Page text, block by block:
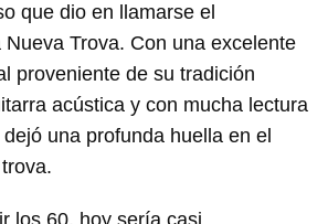
que dio en llamarse el
Trova. Con una excelente
proveniente de su tradición
acústica y con mucha lectura
una profunda huella en el
los 60, hoy sería casi